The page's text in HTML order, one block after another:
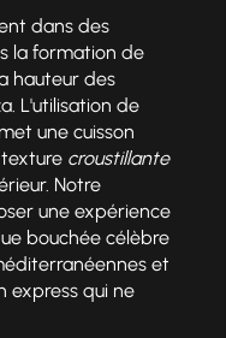
dans des
la formation de
hauteur des
L'utilisation de
une cuisson
croustillante
Notre
une expérience
bouchée célèbre
et
express qui ne